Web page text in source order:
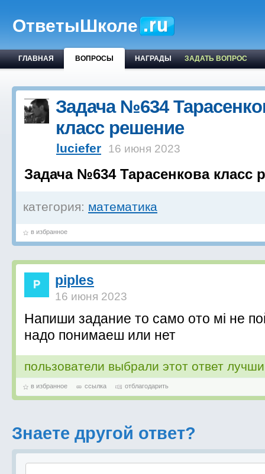
ОтветыШколе
ГЛАВНАЯ ВОПРОСЫ НАГРАДЫ ЗАДАТЬ ВОПРОС
Задача №634
класс решение
luciefer 16 июня 2023
Задача №634 Тарасенкова класс
категория: математика
в избранное
piples
16 июня 2023
Напиши задание то само ото мі не
надо понимаеш или нет
пользователи выбрали этот ответ
в избранное ссылка отблагодарить
Знаете другой ответ?